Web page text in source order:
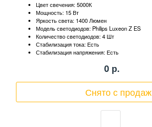
Цвет свечения: 5000К
Мощность: 15 Вт
Яркость света: 1400 Люмен
Модель светодиодов: Philips Luxeon Z ES
Количество светодиодов: 4 Шт
Стабилизация тока: Есть
Стабилизация напряжения: Есть
0р.
Снято с продаж